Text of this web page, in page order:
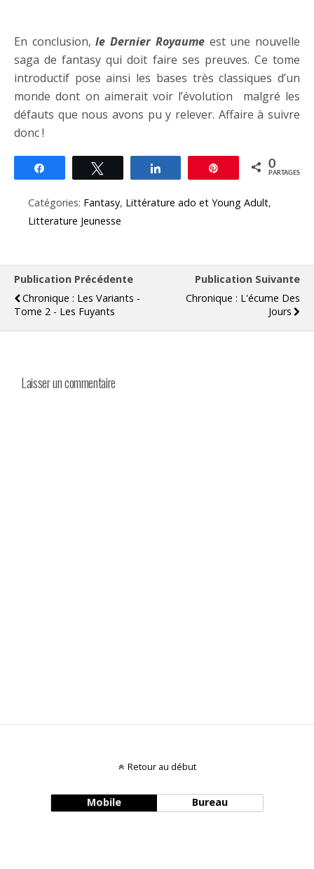
En conclusion,le Dernier Royaumeest une nouvelle
saga de fantasy qui doit faire ses preuves. Ce tome
introductif pose ainsi les bases très classiques d’un
monde dont on aimerait voir l’évolution malgré les
défauts que nous avons pu y relever. Affaire à suivre
donc !
Épingle 0
PARTAGES
Catégories: Fantasy, Littérature ado et Young Adult,
Litterature Jeunesse
Publication Précédente
Chronique : Les Variants -
Tome 2 - Les Fuyants
Publication Suivante
Chronique : L'écume Des
Jours
Laisser un commentaire
Retour au début
Mobile Bureau